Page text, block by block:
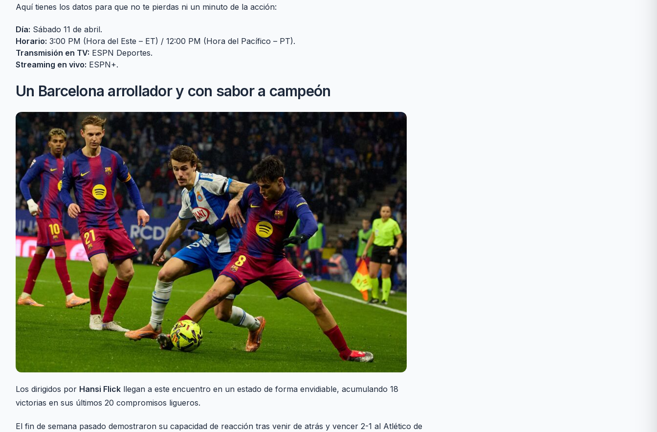
Aquí tienes los datos para que no te pierdas ni un minuto de la acción:
Día: Sábado 11 de abril.
Horario: 3:00 PM (Hora del Este – ET) / 12:00 PM (Hora del Pacífico – PT).
Transmisión en TV: ESPN Deportes.
Streaming en vivo: ESPN+.
Un Barcelona arrollador y con sabor a campeón
Los dirigidos por Hansi Flick llegan a este encuentro en un estado de forma envidiable, acumulando 18
victorias en sus últimos 20 compromisos ligueros.
El fin de semana pasado demostraron su capacidad de reacción tras venir de atrás y vencer 2-1 al Atlético de